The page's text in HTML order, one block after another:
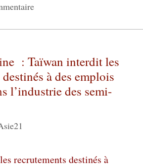
: Taïwan interdit les
à des emplois
l’industrie des semi-
recrutements destinés à